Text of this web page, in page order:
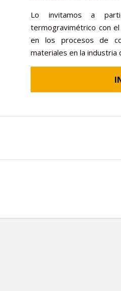
Lo invitamos a
termogravimétrico con
en los procesos de
materiales en la industria